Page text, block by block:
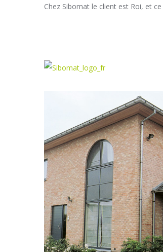
Chez Sibomat le client est Roi, et